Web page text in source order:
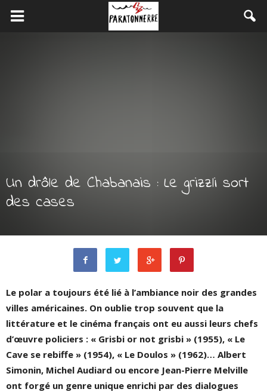
Un drôle de Chabanais : Le grizzli sort
des cases
Le polar a toujours été lié à l’ambiance noir des grandes
villes américaines. On oublie trop souvent que la
littérature et le cinéma français ont eu aussi leurs chefs
d’œuvre policiers : « Grisbi or not grisbi » (1955), « Le
Cave se rebiffe » (1954), « Le Doulos » (1962)… Albert
Simonin, Michel Audiard ou encore Jean-Pierre Melville
ont forgé un genre unique enrichi par des dialogues